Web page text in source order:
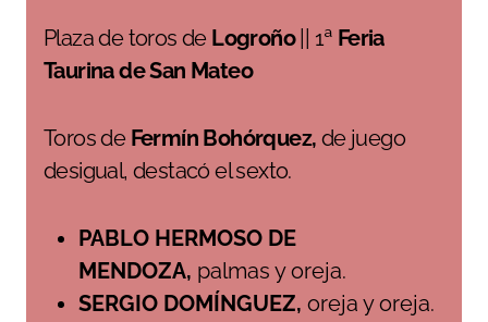
Plaza de toros deLogroño|| 1ª Feria
Taurina de San Mateo
Toros de Fermín Bohórquez, de juego
desigual, destacó el sexto.
PABLO HERMOSO DE
MENDOZA, palmas y oreja.
SERGIO DOMÍNGUEZ, oreja y oreja.